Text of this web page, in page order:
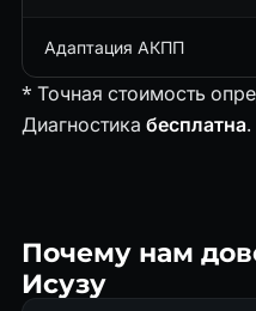
Адаптация АКПП
* Точная стоимость
Диагностика бесплатна.
Почему нам
Исузу